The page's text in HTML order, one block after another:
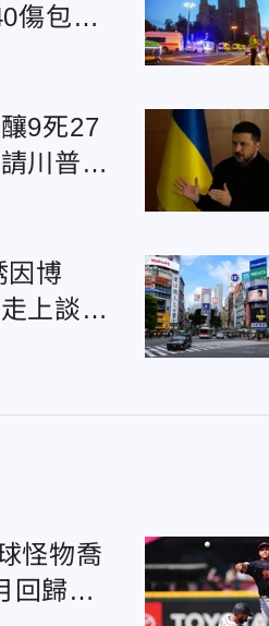
傷包括
9死27
川普協
因博
上談判
怪物喬
回歸！